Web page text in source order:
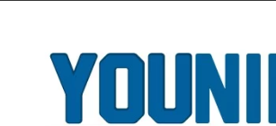
contenuto